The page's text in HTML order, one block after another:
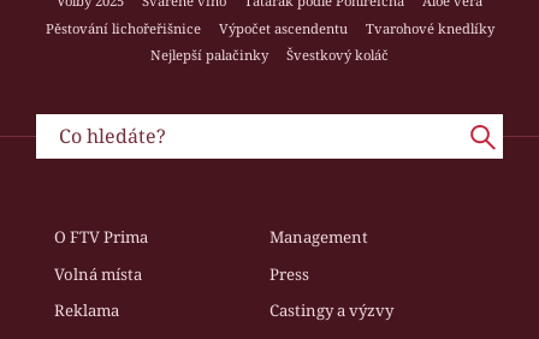
Pěstování lichořeřišnice
Výpočet ascendentu
Tvarohové knedlíky
Nejlepší palačinky
Švestkový koláč
O FTV Prima
Management
Volná místa
Press
Reklama
Castingy a výzvy